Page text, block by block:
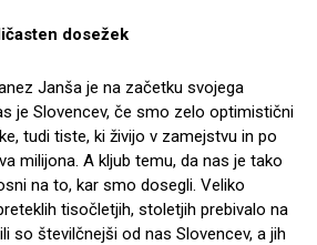
dosežek
Janša je na začetku svojega
je Slovencev, če smo zelo optimistični
tudi tiste, ki živijo v zamejstvu in po
milijona. A kljub temu, da nas je tako
na to, kar smo dosegli. Veliko
tisočletjih, stoletjih prebivalo na
so številčnejši od nas Slovencev, a jih